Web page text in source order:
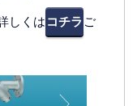
しくは コチラ ご